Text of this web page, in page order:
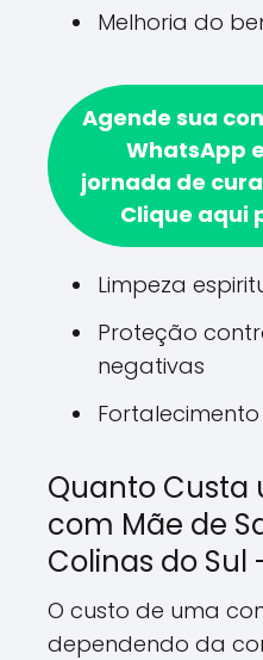
Melhoria do
Agende sua
WhatsApp
jornada de
Clique aqui
Limpeza
Proteção
negativas
Quanto Custa
com Mãe de
Colinas do Sul
O custo de uma
dependendo da